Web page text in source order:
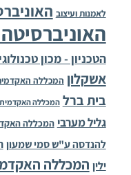
לאמנות ועיצוב
הטכניון - מכון
אשקלון המכללה האקדמית
בית ברל המכללה האקדמית
גליל מערבי המכללה
להנדסה ע"ש סמי שמעון
ילין המכללה